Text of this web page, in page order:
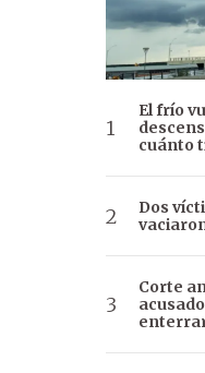
El frío
cuánto
Dos
Corte